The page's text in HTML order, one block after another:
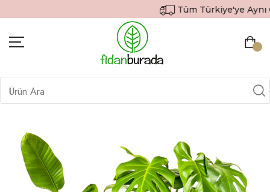
Tüm Türkiye'ye Aynı
BITKILER
İÇ MEKAN BITKILERI
DEKORATIF SAKSILI BITKILER
SAKSILAR
DIŞ MEKAN BITKILERI